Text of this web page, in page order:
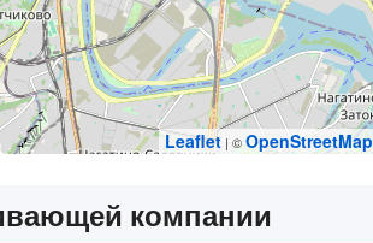
Leaflet | ©OpenStreetMap
компании